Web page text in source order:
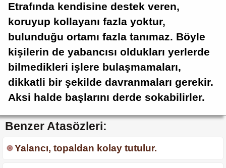
Etrafında kendisine destek veren,
koruyup kollayanı fazla yoktur,
bulunduğu ortamı fazla tanımaz. Böyle
kişilerin de yabancısı oldukları yerlerde
bilmedikleri işlere bulaşmamaları,
dikkatli bir şekilde davranmaları gerekir.
Aksi halde başlarını derde sokabilirler.
Benzer Atasözleri:
Yalancı, topaldan kolay tutulur.